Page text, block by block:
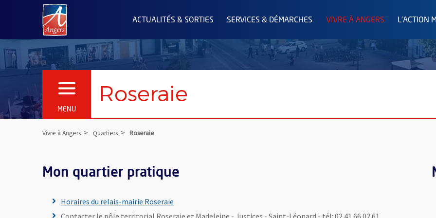
Angers.fr : Retour à l'accueil
ACTUALITÉS & SORTIES SERVICES & DÉMARCHES VIVRE À ANGERS L'ACTION
MENU
OUVRIR LE MENU Roseraie
Vivre à Angers Quartiers Roseraie
Mon quartier pratique
Horaires du relais-mairie Roseraie
Contacter le pôle territorial Roseraie et Madeleine - Justices - Saint-Léonard - tél: 02 41 66 02 61